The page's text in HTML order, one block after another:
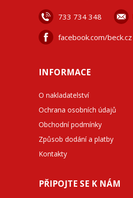
733 734 348
facebook.com/beck.cz
INFORMACE
O nakladatelství
Ochrana osobních údajů
Obchodní podmínky
Způsob dodání a platby
Kontakty
PŘIPOJTE SE K NÁM